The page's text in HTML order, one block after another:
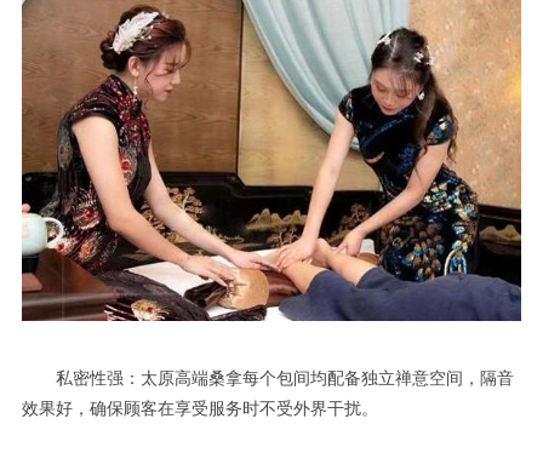
私密性强：太原高端桑拿每个包间均配备独立禅意空间，隔音
效果好，确保顾客在享受服务时不受外界干扰。